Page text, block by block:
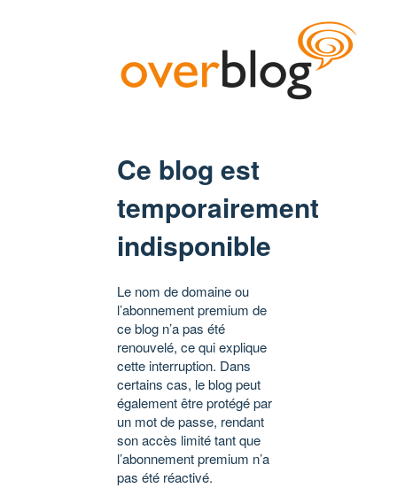
Ce blog est
temporairement
indisponible
Le nom de domaine ou
l’abonnement premium de
ce blog n’a pas été
renouvelé, ce qui explique
cette interruption. Dans
certains cas, le blog peut
également être protégé par
un mot de passe, rendant
son accès limité tant que
l’abonnement premium n’a
pas été réactivé.